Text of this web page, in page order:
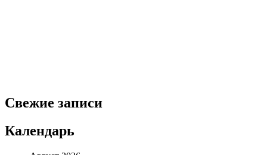
Свежие записи
Календарь